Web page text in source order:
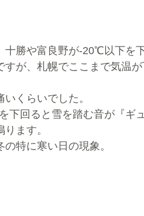
十勝や富良野が-20℃以下を
すが、札幌でここまで気温
くらいでした。
下回ると雪を踏む音が『ギ
ます。
の特に寒い日の現象。